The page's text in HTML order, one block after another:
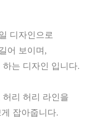
디자인으로
어 보이며,
는 디자인 입니다.
리 허리 라인을
잡아줍니다.